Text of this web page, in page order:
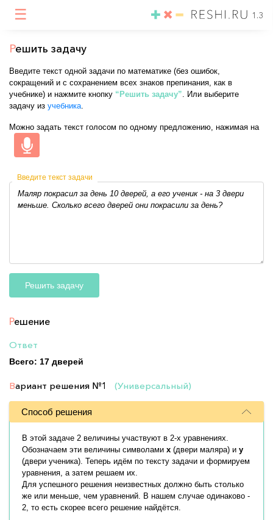
☰ 1.3
Решить задачу
Введите текст одной задачи по математике (без ошибок,
сокращений и с сохранением всех знаков препинания, как в
учебнике) и нажмите кнопку “Решить задачу”. Или выберите
задачу из учебника.
Можно задать текст голосом по одному предложению, нажимая на
Введите текст задачи
Решить задачу
Решение
Ответ
Всего: 17 дверей
Вариант решения №1 (Универсальный)
Способ решения
В этой задаче 2 величины участвуют в 2-х уравнениях.
Обозначаем эти величины символами x (двери маляра) и y
(двери ученика). Теперь идём по тексту задачи и формируем
уравнения, а затем решаем их.
Для успешного решения неизвестных должно быть столько
же или меньше, чем уравнений. В нашем случае одинаково -
2, то есть скорее всего решение найдётся.